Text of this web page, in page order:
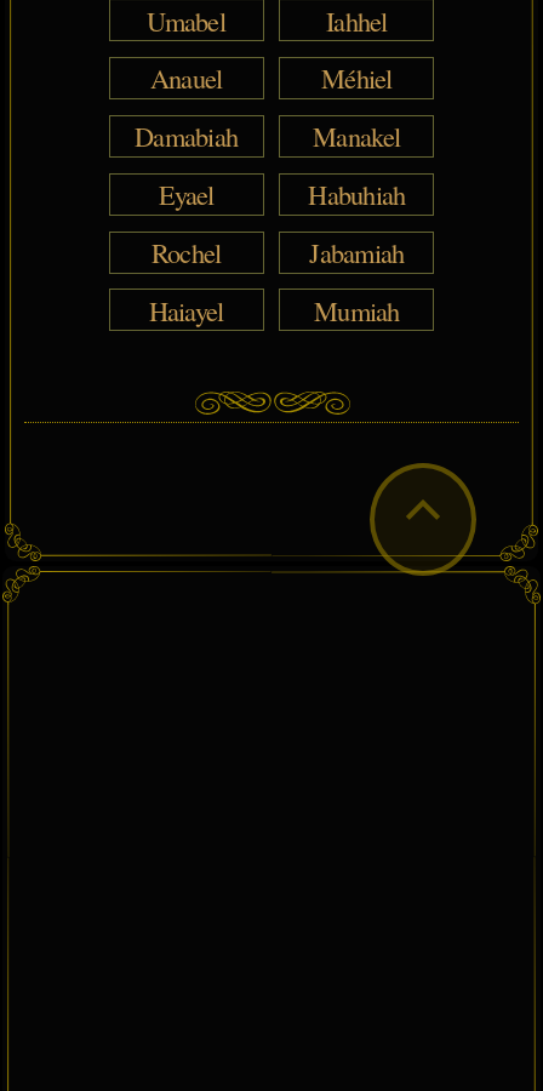
Umabel
Iahhel
Anauel
Méhiel
Damabiah
Manakel
Eyael
Habuhiah
Rochel
Jabamiah
Haiayel
Mumiah